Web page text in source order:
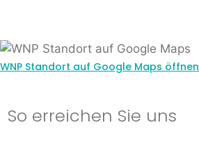
WNP Standort auf Google Maps öffnen
So erreichen Sie uns